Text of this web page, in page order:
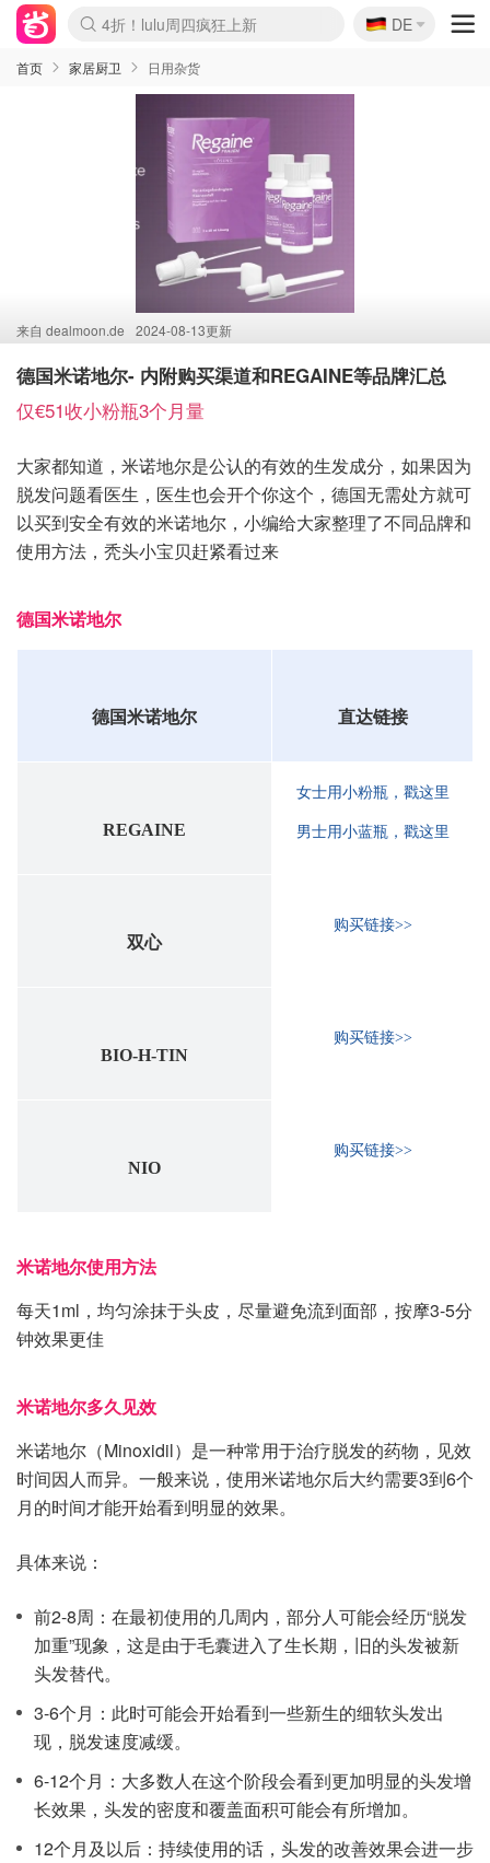
Boticinal 夏促开抢！
4折！lulu周四疯狂上新
还没结束！&OtherStories大促
Joybuy变相75折 随时失效
速领！Stanley独家85折
疑似霸哥！Camper额外叠85折
Zalando 奥莱闪促！每日更新
Moncler反季囤！5折起+叠9折
Coach Brooklyn仅€192
🇩🇪
DE
首页 家居厨卫 日用杂货
来自 dealmoon.de 2024-08-13更新
德国米诺地尔- 内附购买渠道和REGAINE等品牌汇总
仅€51收小粉瓶3个月量
大家都知道，米诺地尔是公认的有效的生发成分，如果因为
脱发问题看医生，医生也会开个你这个，德国无需处方就可
以买到安全有效的米诺地尔，小编给大家整理了不同品牌和
使用方法，秃头小宝贝赶紧看过来
德国米诺地尔
德国米诺地尔 直达链接
REGAINE
女士用小粉瓶，戳这里
男士用小蓝瓶，戳这里
双心
购买链接>>
BIO-H-TIN
购买链接>>
NIO
购买链接>>
米诺地尔使用方法
每天1ml，均匀涂抹于头皮，尽量避免流到面部，按摩3-5分
钟效果更佳
米诺地尔多久见效
米诺地尔（Minoxidil）是一种常用于治疗脱发的药物，见效
时间因人而异。一般来说，使用米诺地尔后大约需要3到6个
月的时间才能开始看到明显的效果。
具体来说：
前2-8周：在最初使用的几周内，部分人可能会经历“脱发
加重”现象，这是由于毛囊进入了生长期，旧的头发被新
头发替代。
3-6个月：此时可能会开始看到一些新生的细软头发出
现，脱发速度减缓。
6-12个月：大多数人在这个阶段会看到更加明显的头发增
长效果，头发的密度和覆盖面积可能会有所增加。
12个月及以后：持续使用的话，头发的改善效果会进一步